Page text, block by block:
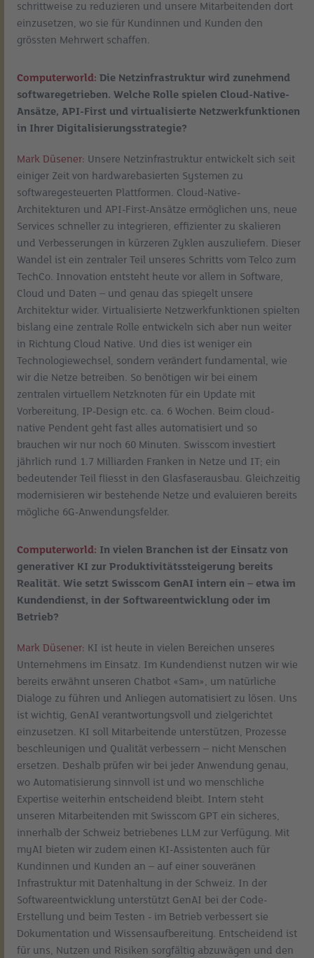
schrittweise zu reduzieren und unsere Mitarbeitenden dort
einzusetzen, wo sie für Kundinnen und Kunden den
grössten Mehrwert schaffen.
Computerworld: Die Netzinfrastruktur wird zunehmend
softwaregetrieben. Welche Rolle spielen Cloud-Native-
Ansätze, API-First und virtualisierte Netzwerkfunktionen
in Ihrer Digitalisierungsstrategie?
Mark Düsener: Unsere Netzinfrastruktur entwickelt sich seit
einiger Zeit von hardwarebasierten Systemen zu
softwaregesteuerten Plattformen. Cloud-Native-
Architekturen und API-First-Ansätze ermöglichen uns, neue
Services schneller zu integrieren, effizienter zu skalieren
und Verbesserungen in kürzeren Zyklen auszuliefern. Dieser
Wandel ist ein zentraler Teil unseres Schritts vom Telco zum
TechCo. Innovation entsteht heute vor allem in Software,
Cloud und Daten – und genau das spiegelt unsere
Architektur wider. Virtualisierte Netzwerkfunktionen spielten
bislang eine zentrale Rolle entwickeln sich aber nun weiter
in Richtung Cloud Native. Und dies ist weniger ein
Technologiewechsel, sondern verändert fundamental, wie
wir die Netze betreiben. So benötigen wir bei einem
zentralen virtuellem Netzknoten für ein Update mit
Vorbereitung, IP-Design etc. ca. 6 Wochen. Beim cloud-
native Pendent geht fast alles automatisiert und so
brauchen wir nur noch 60 Minuten. Swisscom investiert
jährlich rund 1.7 Milliarden Franken in Netze und IT; ein
bedeutender Teil fliesst in den Glasfaserausbau. Gleichzeitig
modernisieren wir bestehende Netze und evaluieren bereits
mögliche 6G-Anwendungsfelder.
Computerworld: In vielen Branchen ist der Einsatz von
generativer KI zur Produktivitätssteigerung bereits
Realität. Wie setzt Swisscom GenAI intern ein – etwa im
Kundendienst, in der Softwareentwicklung oder im
Betrieb?
Mark Düsener: KI ist heute in vielen Bereichen unseres
Unternehmens im Einsatz. Im Kundendienst nutzen wir wie
bereits erwähnt unseren Chatbot «Sam», um natürliche
Dialoge zu führen und Anliegen automatisiert zu lösen. Uns
ist wichtig, GenAI verantwortungsvoll und zielgerichtet
einzusetzen. KI soll Mitarbeitende unterstützen, Prozesse
beschleunigen und Qualität verbessern – nicht Menschen
ersetzen. Deshalb prüfen wir bei jeder Anwendung genau,
wo Automatisierung sinnvoll ist und wo menschliche
Expertise weiterhin entscheidend bleibt. Intern steht
unseren Mitarbeitenden mit Swisscom GPT ein sicheres,
innerhalb der Schweiz betriebenes LLM zur Verfügung. Mit
myAI bieten wir zudem einen KI-Assistenten auch für
Kundinnen und Kunden an – auf einer souveränen
Infrastruktur mit Datenhaltung in der Schweiz. In der
Softwareentwicklung unterstützt GenAI bei der Code-
Erstellung und beim Testen - im Betrieb verbessert sie
Dokumentation und Wissensaufbereitung. Entscheidend ist
für uns, Nutzen und Risiken sorgfältig abzuwägen und den